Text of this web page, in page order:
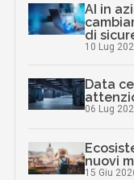
AI in
di
10 Lug
Data
06 Lug
nuovi
15 Giu